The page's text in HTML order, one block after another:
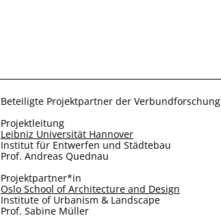
Beteiligte Projektpartner der Verbundforschung
Projektleitung
Leibniz Universität Hannover
Institut für Entwerfen und Städtebau
Prof. Andreas Quednau
Projektpartner*in
Oslo School of Architecture and Design
Institute of Urbanism & Landscape
Prof. Sabine Müller